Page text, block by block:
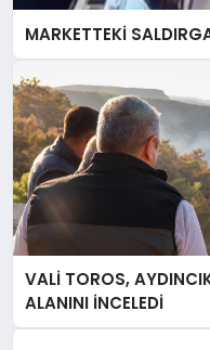
MARKETTEKİ
VALİ TOROS,
ALANINI İNCELEDİ